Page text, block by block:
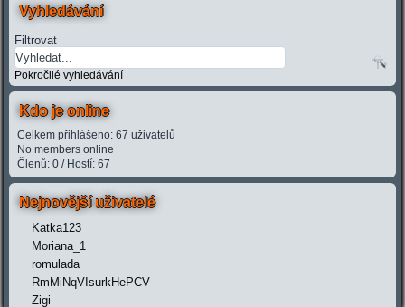
Vyhledávání
Filtrovat
Pokročilé vyhledávání
Kdo je online
Celkem přihlášeno: 67 uživatelů
No members online
Členů: 0 / Hostí: 67
Nejnovější uživatelé
Katka123
Moriana_1
romulada
RmMiNqVIsurkHePCV
Zigi